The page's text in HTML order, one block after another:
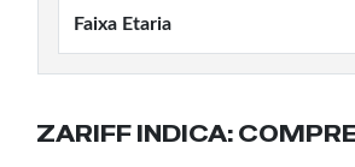
Faixa Etaria
ZARIFF INDICA: